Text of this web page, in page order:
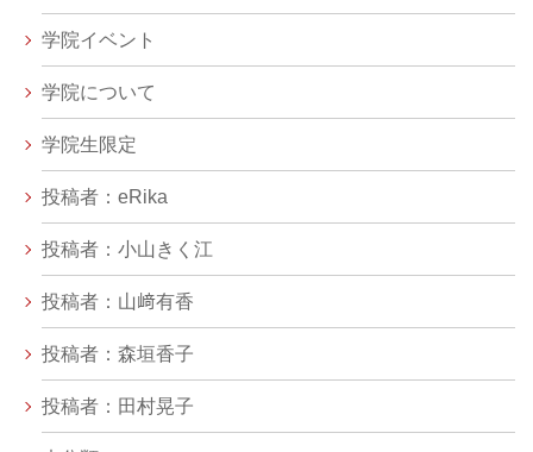
学院イベント
学院について
学院生限定
投稿者：eRika
投稿者：小山きく江
投稿者：山﨑有香
投稿者：森垣香子
投稿者：田村晃子